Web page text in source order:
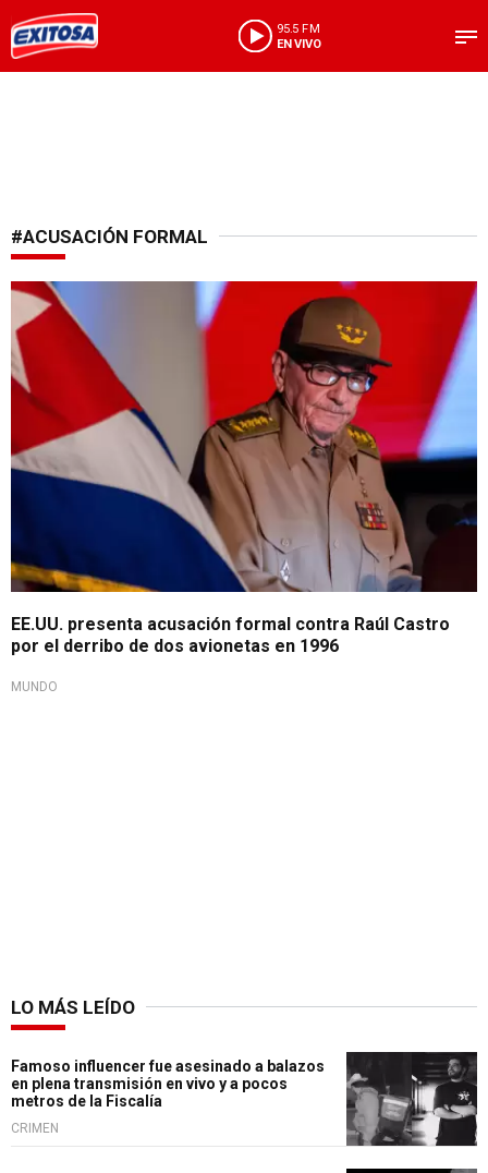
95.5 FM
EN VIVO
#ACUSACIÓN FORMAL
En el Día de la Independencia de Cuba
EE.UU. presenta acusación formal contra Raúl Castro
por el derribo de dos avionetas en 1996
MUNDO
LO MÁS LEÍDO
Famoso influencer fue asesinado a balazos
en plena transmisión en vivo y a pocos
metros de la Fiscalía
CRIMEN